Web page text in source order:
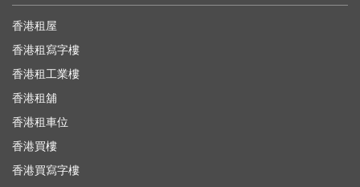
香港租屋
香港租寫字樓
香港租工業樓
香港租舖
香港租車位
香港買樓
香港買寫字樓